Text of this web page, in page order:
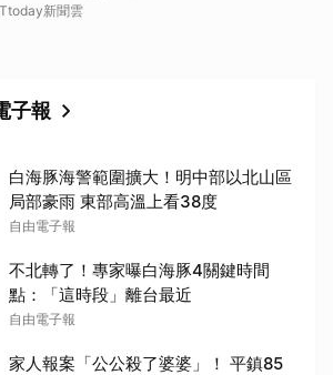
新聞雲
子報
白海豚海警範圍擴大！明中部以北山區
局部豪雨 東部高溫上看38度
自由電子報
不北轉了！專家曝白海豚4關鍵時間
點：「這時段」離台最近
自由電子報
家人報案「公公殺了婆婆」！ 平鎮85